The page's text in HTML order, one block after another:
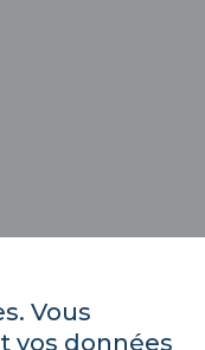
Vous
vos données